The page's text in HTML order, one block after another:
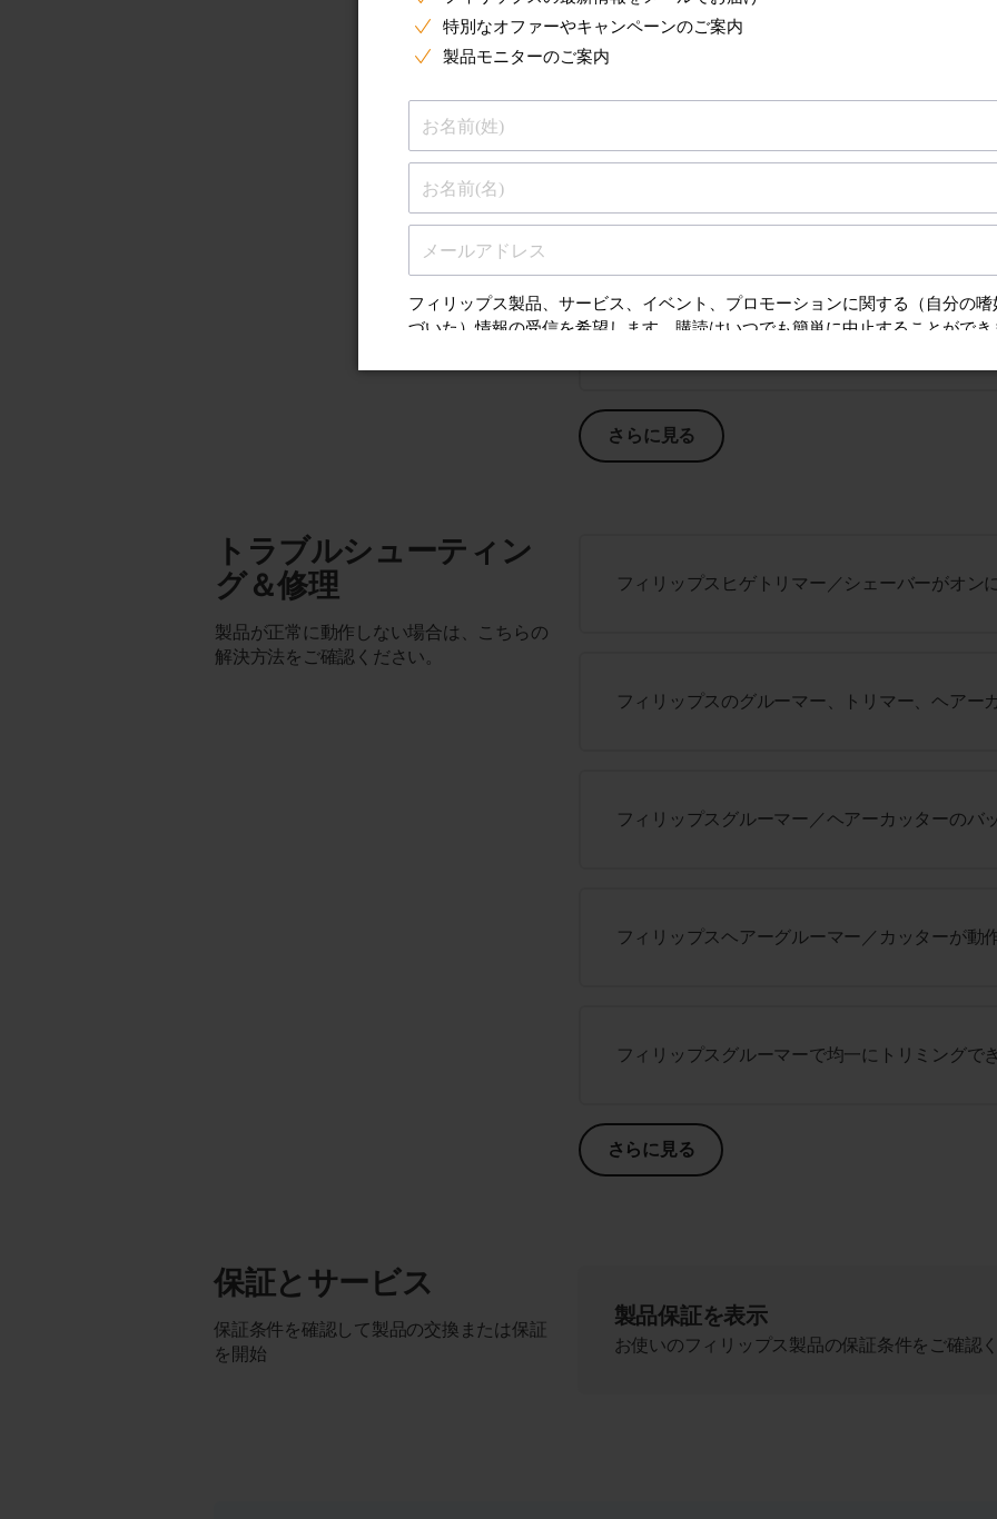
フィリップスのグルーマー／トリマー／カッタ
さらに見る
トラブルシューティン
グ＆修理
製品が正常に動作しない場合は、こちらの
解決方法をご確認ください。
フィリップスヒゲトリマー／シェーバーがオン
フィリップスのグルーマー、トリマー、ヘアー
フィリップスグルーマー／ヘアーカッターのバ
フィリップスヘアーグルーマー／カッターが動
フィリップスグルーマーで均一にトリミングで
さらに見る
保証とサービス
保証条件を確認して製品の交換または保証
を開始
製品保証を表示
お使いのフィリップス製品の保証条件をご確認